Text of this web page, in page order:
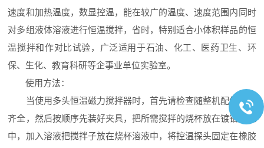
速度和加热温度，数显控温，能在较广的温度、速度范围内同时
对多组液体溶液进行恒温搅拌，省时，特别适合小体积样品的恒
温搅拌和作对比试验，广泛适用于石油、化工、医药卫生、环
保、生化、教育科研等企事业单位实验室。
使用方法：
当使用多头恒温磁力搅拌器时，首先请检查随整机配件是否
齐全，然后按顺序先装好夹具，把所需搅拌的烧杯放在镀铬盘正
中，加入溶液把搅拌子放在烧杯溶液中，将控温探头固定在橡胶